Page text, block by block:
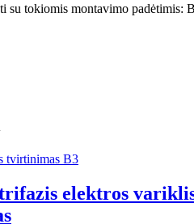
su tokiomis montavimo
elektros